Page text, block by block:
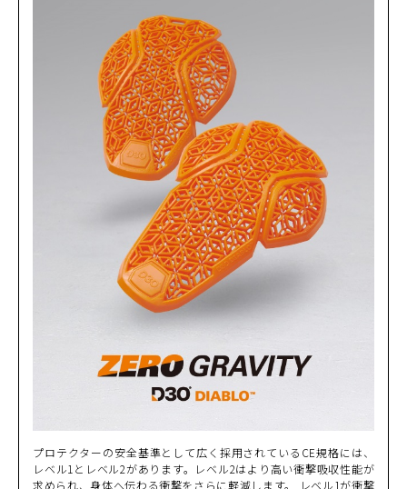
プロテクターの安全基準として広く採用されているCE規格には、
レベル1とレベル2があります。レベル2はより高い衝撃吸収性能が
求められ、身体へ伝わる衝撃をさらに軽減します。 レベル1が衝撃
WHITE
M
¥49,500(税込)
WHITE
LL
¥49,500 (税込)